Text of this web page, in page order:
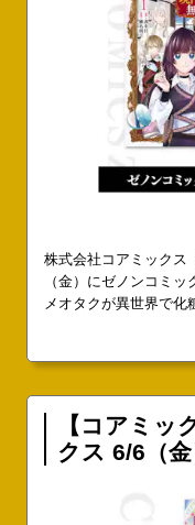
株式会社コアミックス
（金）にゼノンコミ
メオタクが異世界で
敵でした』第1巻 原
み：
【コアミッ
クス 6/6（金